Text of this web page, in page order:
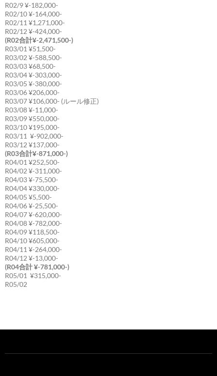
R02/9 ¥-182,000-
R02/10 ¥-164,000-
R02/11 ¥1,271,000-
R02/12 ¥-424,000-
(R02合計¥-2,471,500-)
R03/01 ¥51,500-
R03/02 ¥-588,500-
R03/03 ¥68,500-
R03/04 ¥-303,000-
R03/05 ¥-380,000-
R03/06 ¥206,000-
R03/07 ¥106,000- (ルール修正)
R03/08 ¥-11,000-
R03/09 ¥550,000-
R03/10 ¥195,000-
R03/11 ¥-902,000-
R03/12 ¥137,000-
(R03合計¥-871,000-)
R04/01 ¥252,500-
R04/02 ¥-311,000-
R04/03 ¥-75,500-
R04/04 ¥330,000-
R04/05 ¥5,500-
R04/06 ¥-25,500-
R04/07 ¥-620,000-
R04/08 ¥-782,000-
R04/09 ¥118,500-
R04/10 ¥605,000-
R04/11 ¥-264,000-
R04/12 ¥-13,000-
(R04合計 ¥-781,000-)
R05/01 ¥315,000-
R05/02